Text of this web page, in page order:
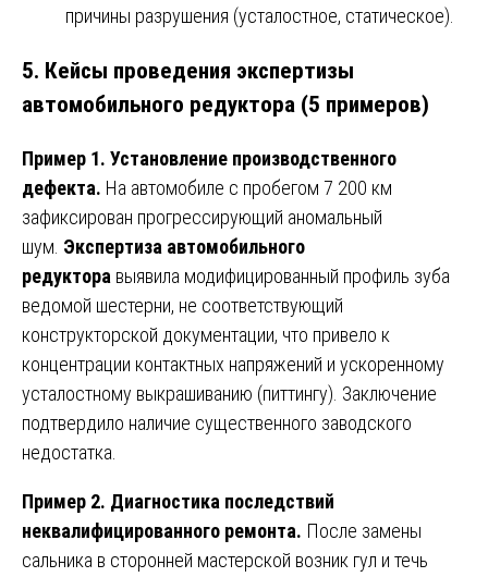
причины разрушения (усталостное, статическое).
5. Кейсы проведения экспертизы
автомобильного редуктора (5 примеров)
Пример 1. Установление производственного
дефекта. На автомобиле с пробегом 7 200 км
зафиксирован прогрессирующий аномальный
шум. Экспертиза автомобильного
редуктора выявила модифицированный профиль зуба
ведомой шестерни, не соответствующий
конструкторской документации, что привело к
концентрации контактных напряжений и ускоренному
усталостному выкрашиванию (питтингу). Заключение
подтвердило наличие существенного заводского
недостатка.
Пример 2. Диагностика последствий
неквалифицированного ремонта. После замены
сальника в сторонней мастерской возник гул и течь